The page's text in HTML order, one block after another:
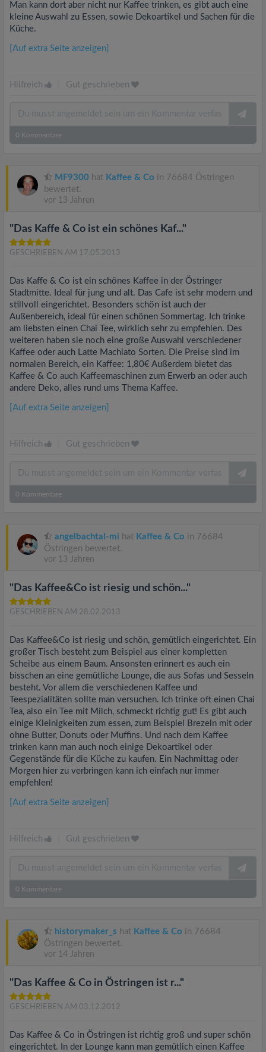
Man kann dort aber nicht nur Kaffee trinken, es gibt auch eine
kleine Auswahl zu Essen, sowie Dekoartikel und Sachen für die
Küche.
[Auf extra Seite anzeigen]
Hilfreich Gut geschrieben
0 Kommentare
MF9300 hat Kaffee & Co in 76684 Östringen
bewertet.
vor 13 Jahren
"Das Kaffe & Co ist ein schönes Kaf..."
GESCHRIEBEN AM 17.05.2013
Das Kaffe & Co ist ein schönes Kaffee in der Östringer
Stadtmitte. Ideal für jung und alt. Das Cafe ist sehr modern und
stillvoll eingerichtet. Besonders schön ist auch der
Außenbereich, ideal für einen schönen Sommertag. Ich trinke
am liebsten einen Chai Tee, wirklich sehr zu empfehlen. Des
weiteren haben sie noch eine große Auswahl verschiedener
Kaffee oder auch Latte Machiato Sorten. Die Preise sind im
normalen Bereich, ein Kaffee: 1,80€ Außerdem bietet das
Kaffee & Co auch Kaffeemaschinen zum Erwerb an oder auch
andere Deko, alles rund ums Thema Kaffee.
[Auf extra Seite anzeigen]
Hilfreich Gut geschrieben
0 Kommentare
angelbachtal-mi hat Kaffee & Co in 76684
Östringen bewertet.
vor 13 Jahren
"Das Kaffee&Co ist riesig und schön..."
GESCHRIEBEN AM 28.02.2013
Das Kaffee&Co ist riesig und schön, gemütlich eingerichtet. Ein
großer Tisch besteht zum Beispiel aus einer kompletten
Scheibe aus einem Baum. Ansonsten erinnert es auch ein
bisschen an eine gemütliche Lounge, die aus Sofas und Sesseln
besteht. Vor allem die verschiedenen Kaffee und
Teespezialitäten sollte man versuchen. Ich trinke oft einen Chai
Tea, also ein Tee mit Milch, schmeckt richtig gut! Es gibt auch
einige Kleinigkeiten zum essen, zum Beispiel Brezeln mit oder
ohne Butter, Donuts oder Muffins. Und nach dem Kaffee
trinken kann man auch noch einige Dekoartikel oder
Gegenstände für die Küche zu kaufen. Ein Nachmittag oder
Morgen hier zu verbringen kann ich einfach nur immer
empfehlen!
[Auf extra Seite anzeigen]
Hilfreich Gut geschrieben
0 Kommentare
historymaker_s hat Kaffee & Co in 76684
Östringen bewertet.
vor 14 Jahren
"Das Kaffee & Co in Östringen ist r..."
GESCHRIEBEN AM 03.12.2012
Das Kaffee & Co in Östringen ist richtig groß und super schön
eingerichtet. In der Lounge kann man gemütlich einen Kaffee